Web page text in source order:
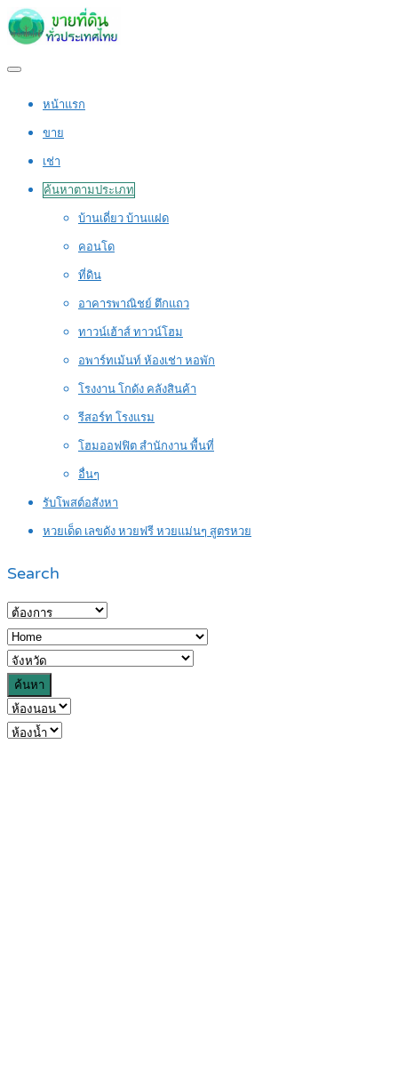
หน้าแรก
ขาย
เช่า
ค้นหาตามประเภท
บ้านเดี่ยว บ้านแฝด
คอนโด
ที่ดิน
อาคารพาณิชย์ ตึกแถว
ทาวน์เฮ้าส์ ทาวน์โฮม
อพาร์ทเม้นท์ ห้องเช่า หอพัก
โรงงาน โกดัง คลังสินค้า
รีสอร์ท โรงแรม
โฮมออฟฟิต สำนักงาน พื้นที่
อื่นๆ
รับโพสต์อสังหา
หวยเด็ด เลขดัง หวยฟรี หวยแม่นๆ สูตรหวย
Search
ค้นหา